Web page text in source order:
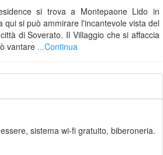
si trova a Montepaone Lido in
qui si può ammirare l'incantevole vista del
di Soverato. Il Villaggio che si affaccia
vantare ...Continua
sistema wi-fi gratuito, biberoneria.